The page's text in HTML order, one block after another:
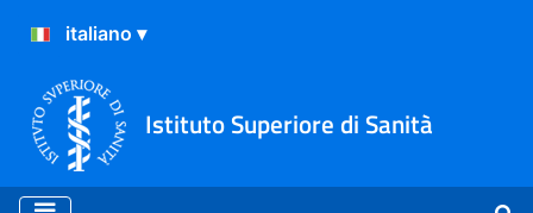
Istituto Superiore di Sanità